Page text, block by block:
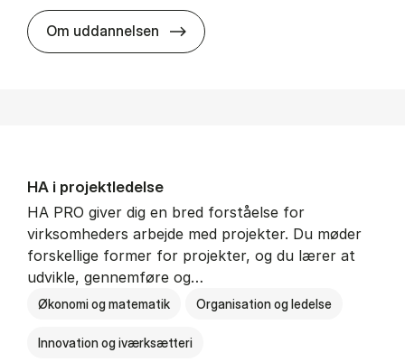
Om uddannelsen HA i mar­keds- og kul­tu­r­a­na­ly­se
HA i pro­jekt­le­del­se
HA PRO giver dig en bred forståelse for
virksomheders arbejde med projekter. Du møder
forskellige former for projekter, og du lærer at
udvikle, gennemføre og…
Økonomi og matematik Organisation og ledelse
Innovation og iværksætteri